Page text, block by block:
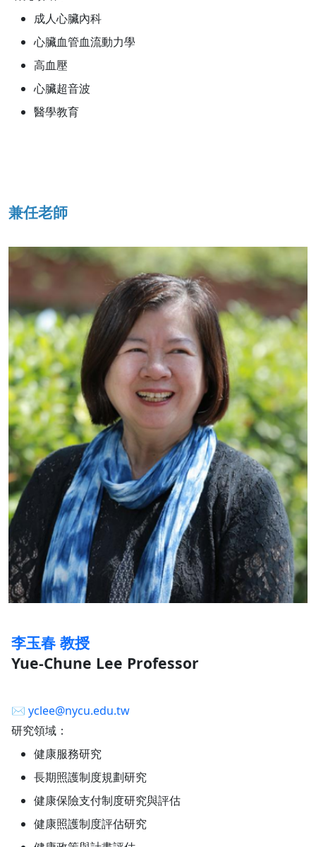
成人心臟內科
心臟血管血流動力學
高血壓
心臟超音波
醫學教育
兼任老師
李玉春 教授
Yue-Chune Lee Professor
✉︎ yclee@nycu.edu.tw
研究領域：
健康服務研究
長期照護制度規劃研究
健康保險支付制度研究與評估
健康照護制度評估研究